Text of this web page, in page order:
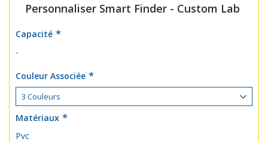
Personnaliser Smart Finder - Custom Lab
Capacité
-
Couleur Associée
Matériaux
Pvc